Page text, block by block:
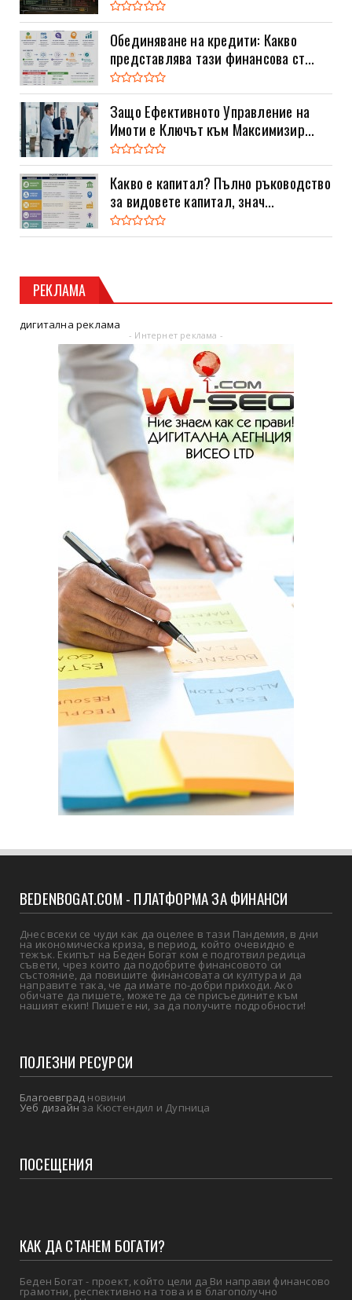
Обединяване на кредити: Какво
представлява тази финансова ст...
Защо Ефективното Управление на
Имоти е Ключът към Максимизир...
Какво е капитал? Пълно ръководство
за видовете капитал, знач...
РЕКЛАМА
дигитална реклама
- Интернет реклама -
BEDENBOGAT.COM - ПЛАТФОРМА ЗА ФИНАНСИ
Днес всеки се чуди как да оцелее в тази Пандемия, в дни
на икономическа криза, в период, който очевидно е
тежък. Екипът на Беден Богат ком е подготвил редица
съвети, чрез които да подобрите финансовото си
състояние, да повишите финансовата си култура и да
направите така, че да имате по-добри приходи. Ако
обичате да пишете, можете да се присъедините към
нашият екип! Пишете ни, за да получите подробности!
ПОЛЕЗНИ РЕСУРСИ
Благоевград новини
Уеб дизайнза Кюстендил и Дупница
ПОСЕЩЕНИЯ
КАК ДА СТАНЕМ БОГАТИ?
Беден Богат - проект, който цели да Ви направи финансово
грамотни, респективно на това и в благополучно